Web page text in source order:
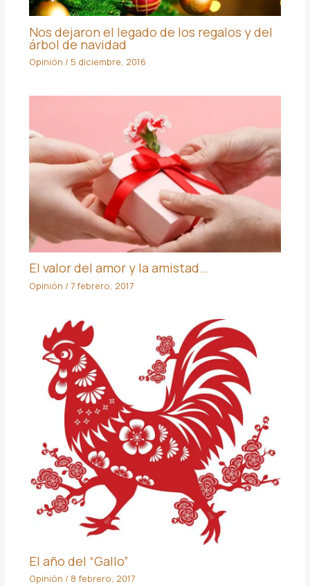
Nos dejaron el legado de los regalos y del
árbol de navidad
Opinión / 5 diciembre, 2016
El valor del amor y la amistad…
Opinión / 7 febrero, 2017
El año del “Gallo”
Opinión / 8 febrero, 2017